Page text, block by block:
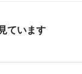
ています